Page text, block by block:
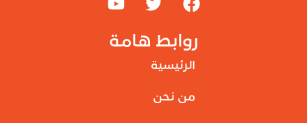
روابط هامة
الرئيسية
من نحن